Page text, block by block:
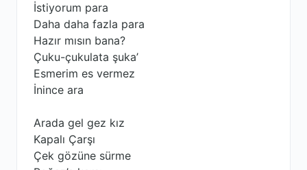
İstiyorum para
Daha daha fazla para
Hazır mısın bana?
Çuku-çukulata şuka’
Esmerim es vermez
İnince ara
Arada gel gez kız
Kapalı Çarşı
Çek gözüne sürme